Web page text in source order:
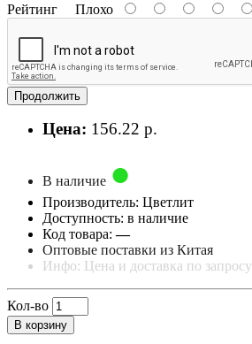
Рейтинг Плохо
Продолжить
Цена: 156.22 р.
В наличие
Производитель: Цветлит
Доступность: в наличие
Код товара:—
Оптовые поставки из Китая
Инфо: Цена и доставка по запросу
Кол-во
В корзину